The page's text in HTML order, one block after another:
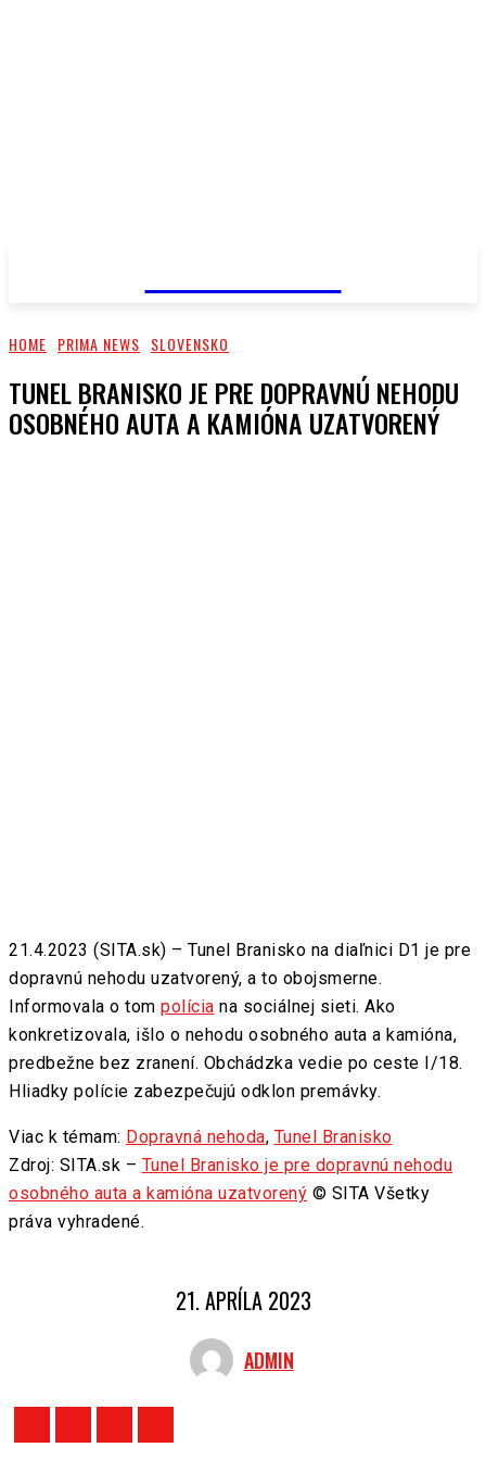
HOME PRIMA NEWS SLOVENSKO
TUNEL BRANISKO JE PRE DOPRAVNÚ NEHODU
OSOBNÉHO AUTA A KAMIÓNA UZATVORENÝ
21.4.2023 (SITA.sk) – Tunel Branisko na diaľnici D1 je pre
dopravnú nehodu uzatvorený, a to obojsmerne.
Informovala o tom polícia na sociálnej sieti. Ako
konkretizovala, išlo o nehodu osobného auta a kamióna,
predbežne bez zranení. Obchádzka vedie po ceste I/18.
Hliadky polície zabezpečujú odklon premávky.
Viac k témam: Dopravná nehoda, Tunel Branisko
Zdroj: SITA.sk – Tunel Branisko je pre dopravnú nehodu
osobného auta a kamióna uzatvorený © SITA Všetky
práva vyhradené.
21. APRÍLA 2023
ADMIN